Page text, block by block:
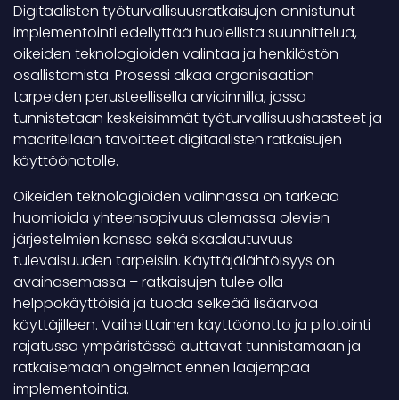
Digitaalisten työturvallisuusratkaisujen onnistunut
implementointi edellyttää huolellista suunnittelua,
oikeiden teknologioiden valintaa ja henkilöstön
osallistamista. Prosessi alkaa organisaation
tarpeiden perusteellisella arvioinnilla, jossa
tunnistetaan keskeisimmät työturvallisuushaasteet ja
määritellään tavoitteet digitaalisten ratkaisujen
käyttöönotolle.
Oikeiden teknologioiden valinnassa on tärkeää
huomioida yhteensopivuus olemassa olevien
järjestelmien kanssa sekä skaalautuvuus
tulevaisuuden tarpeisiin. Käyttäjälähtöisyys on
avainasemassa – ratkaisujen tulee olla
helppokäyttöisiä ja tuoda selkeää lisäarvoa
käyttäjilleen. Vaiheittainen käyttöönotto ja pilotointi
rajatussa ympäristössä auttavat tunnistamaan ja
ratkaisemaan ongelmat ennen laajempaa
implementointia.